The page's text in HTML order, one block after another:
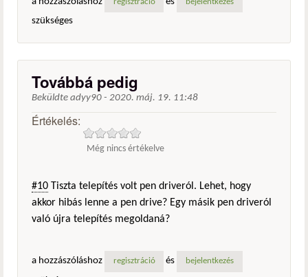
regisztráció bejelentkezés
szükséges
Továbbá pedig
Beküldte adyy90 - 2020. máj. 19. 11:48
Értékelés:
Még nincs értékelve
#10 Tiszta telepítés volt pen driveról. Lehet, hogy
akkor hibás lenne a pen drive? Egy másik pen driveról
való újra telepítés megoldaná?
a hozzászóláshoz regisztráció és bejelentkezés